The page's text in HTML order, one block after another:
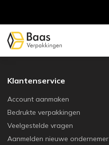
Klantenservice
Account aanmaken
Bedrukte verpakkingen
Veelgestelde vragen
Aanmelden nieuwe ondernemer